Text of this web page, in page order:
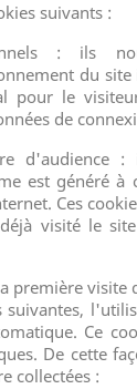
suivants :
: ils
du site
pour le
de
d'audience :
est généré à
Ces
visité le
première visite
suivantes,
Ce
De cette
collectées :